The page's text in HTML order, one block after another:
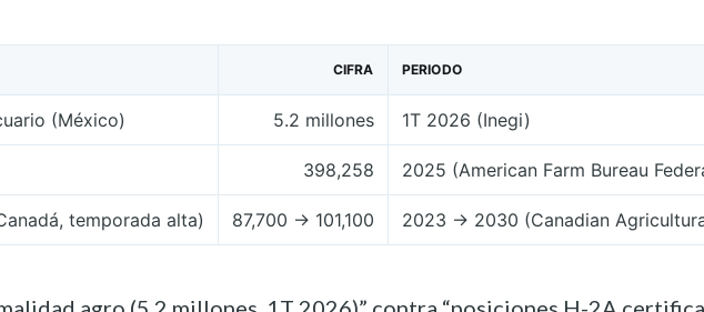
CIFRA PERIODO
(México) 5.2 millones 1T 2026 (Inegi)
398,258 2025 (American Farm Bureau
temporada alta) 87,700 → 101,100 2023 → 2030 (Canadian